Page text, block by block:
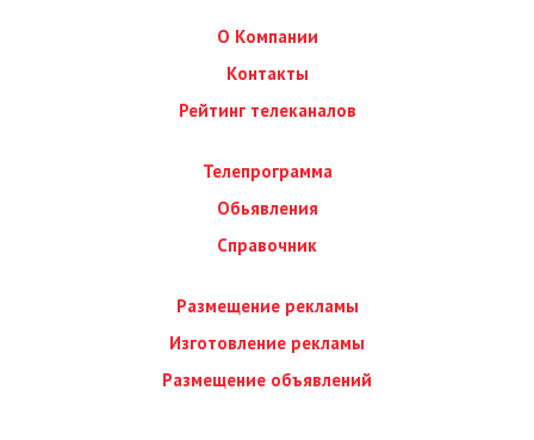
О Компании
Контакты
Рейтинг телеканалов
Телепрограмма
Обьявления
Справочник
Размещение рекламы
Изготовление рекламы
Размещение объявлений